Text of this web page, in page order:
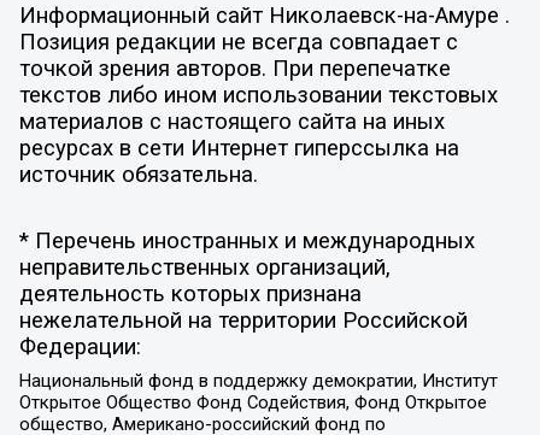
Информационный сайт Николаевск-на-Амуре .
Позиция редакции не всегда совпадает с
точкой зрения авторов. При перепечатке
текстов либо ином использовании текстовых
материалов с настоящего сайта на иных
ресурсах в сети Интернет гиперссылка на
источник обязательна.
* Перечень иностранных и международных
неправительственных организаций,
деятельность которых признана
нежелательной на территории Российской
Федерации:
Национальный фонд в поддержку демократии, Институт
Открытое Общество Фонд Содействия, Фонд Открытое
общество, Американо-российский фонд по